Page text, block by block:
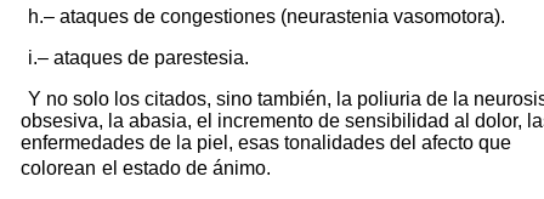
h.– ataques de congestiones (neurastenia vasomotora).
i.– ataques de parestesia.
Y no solo los citados, sino también, la poliuria de la
obsesiva, la abasia, el incremento de sensibilidad al dolor,
enfermedades de la piel, esas tonalidades del afecto que
colorean el estado de ánimo.